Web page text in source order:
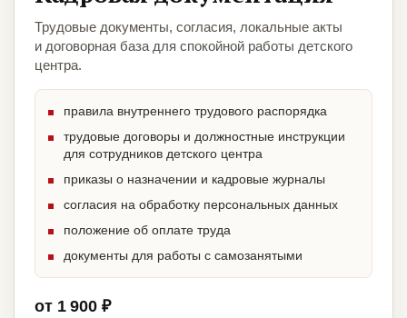
Трудовые документы, согласия, локальные акты
и договорная база для спокойной работы детского
центра.
правила внутреннего трудового распорядка
трудовые договоры и должностные инструкции
для сотрудников детского центра
приказы о назначении и кадровые журналы
согласия на обработку персональных данных
положение об оплате труда
документы для работы с самозанятыми
от 1 900 ₽